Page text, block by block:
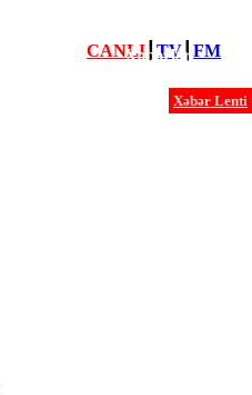
Xəbərlər
Xəbər Lenti
CANLI┃ TV┃ FM